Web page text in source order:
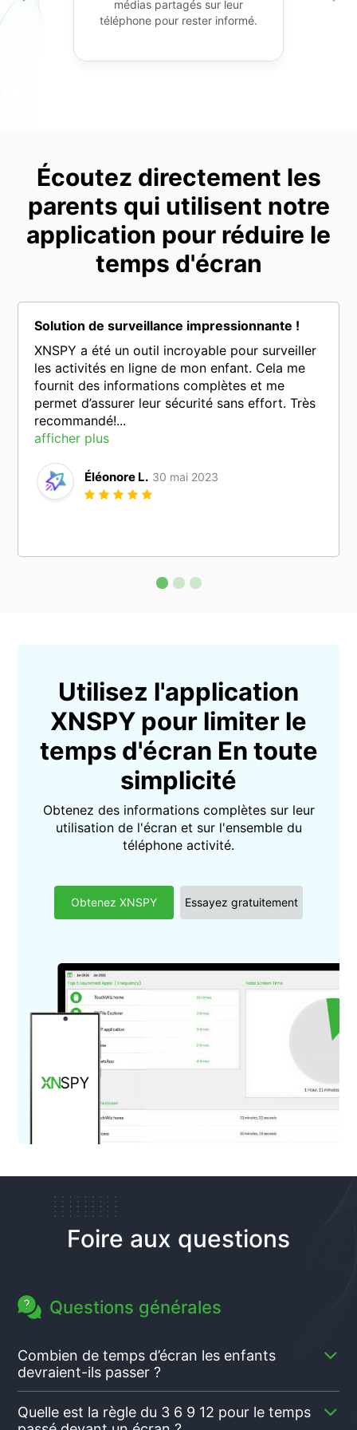
médias partagés sur leur
téléphone pour rester informé.
Écoutez directement les
parents qui utilisent notre
application pour réduire le
temps d'écran
Solution de surveillance impressionnante !
XNSPY a été un outil incroyable pour surveiller
les activités en ligne de mon enfant. Cela me
fournit des informations complètes et me
permet d’assurer leur sécurité sans effort. Très
recommandé!...
afficher plus
Éléonore L. 30 mai 2023
Utilisez l'application
XNSPY pour limiter le
temps d'écran En toute
simplicité
Obtenez des informations complètes sur leur
utilisation de l'écran et sur l'ensemble du
téléphone activité.
Obtenez XNSPY Essayez gratuitement
Foire aux questions
Questions générales
Combien de temps d’écran les enfants
devraient-ils passer ?
chaque enfant. Cela dépend entièrement de leur âge
Quelle est la règle du 3 6 9 12 pour le temps